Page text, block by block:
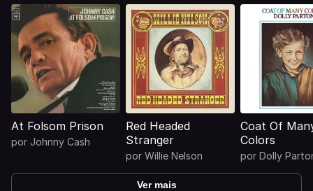
At Folsom Prison
por Johnny Cash
Red Headed
Stranger
por Willie Nelson
Coat Of
Colors
por Dolly
Ver mais